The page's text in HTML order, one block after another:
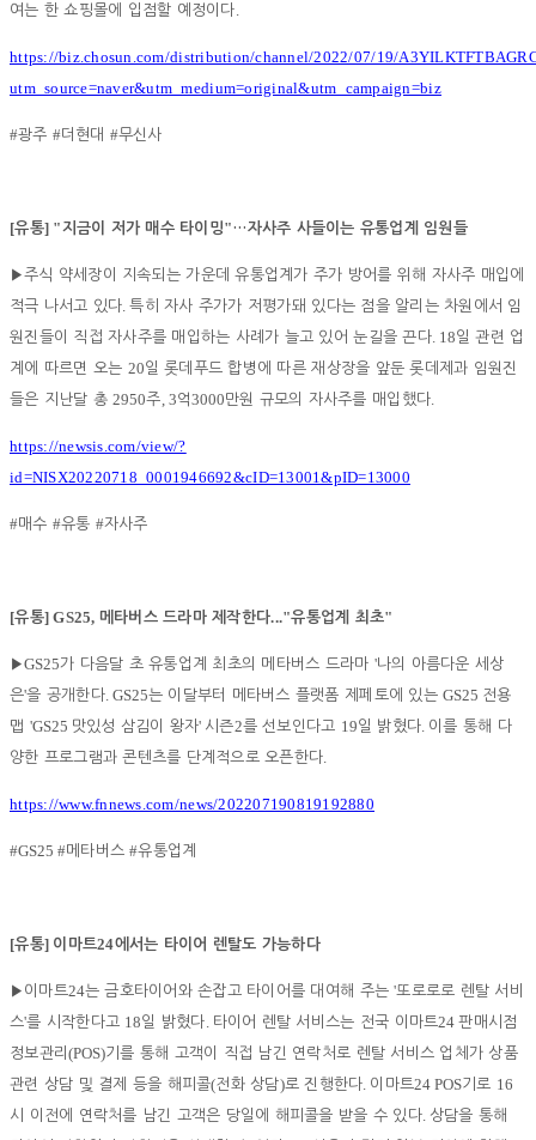
여는 한 쇼핑몰에 입점할 예정이다.
https://biz.chosun.com/distribution/channel/2022/07/19/
utm_source=naver&utm_medium=original&utm_campaign=biz
#광주 #더현대 #무신사
[유통] "지금이 저가 매수 타이밍"…자사주 사들이는 유통업계 임원들
▶주식 약세장이 지속되는 가운데 유통업계가 주가 방어를 위해 자사주 매입에
적극 나서고 있다.특히 자사 주가가 저평가돼 있다는 점을 알리는 차원에서 임
원진들이 직접 자사주를 매입하는 사례가 늘고 있어 눈길을 끈다. 18일 관련 업
계에 따르면 오는 20일 롯데푸드 합병에 따른 재상장을 앞둔 롯데제과 임원진
들은 지난달 총2950주, 3억3000만원 규모의 자사주를 매입했다.
https://newsis.com/view/?
id=NISX20220718_0001946692&cID=13001&pID=13000
#매수 #유통 #자사주
[유통] GS25, 메타버스 드라마 제작한다..."유통업계 최초"
▶GS25가 다음달 초 유통업계 최초의 메타버스 드라마 '나의 아름다운 세상
은'을 공개한다. GS25는 이달부터 메타버스 플랫폼 제페토에 있는GS25 전용
맵 'GS25 맛있성 삼김이 왕자' 시즌2를 선보인다고 19일 밝혔다. 이를 통해 다
양한 프로그램과 콘텐츠를 단계적으로 오픈한다.
https://www.fnnews.com/news/202207190819192880
#GS25 #메타버스#유통업계
[유통] 이마트24에서는 타이어 렌탈도 가능하다
▶ 이마트24는 금호타이어와 손잡고 타이어를 대여해 주는'또로로로 렌탈 서비
스'를 시작한다고 18일 밝혔다. 타이어 렌탈 서비스는 전국 이마트24판매시점
정보관리(POS)기를 통해 고객이 직접 남긴 연락처로 렌탈 서비스 업체가 상품
관련 상담 및 결제 등을 해피콜(전화 상담)로 진행한다. 이마트24 POS기로 16
시 이전에 연락처를 남긴 고객은 당일에 해피콜을 받을 수 있다. 상담을 통해